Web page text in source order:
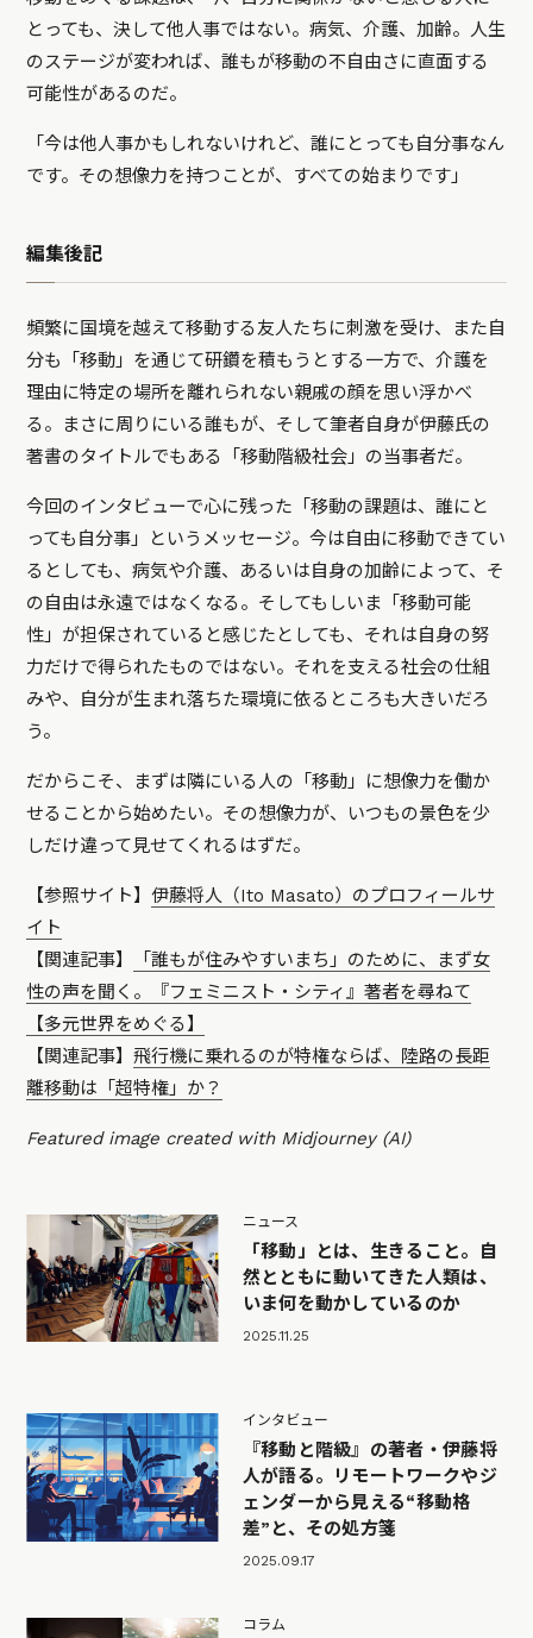
とっても、決して他人事ではない。病気、介護、加齢。人生
のステージが変われば、誰もが移動の不自由さに直面する
可能性があるのだ。
「今は他人事かもしれないけれど、誰にとっても自分事なん
です。その想像力を持つことが、すべての始まりです」
編集後記
頻繁に国境を越えて移動する友人たちに刺激を受け、また自
分も「移動」を通じて研鑽を積もうとする一方で、介護を
理由に特定の場所を離れられない親戚の顔を思い浮かべ
る。まさに周りにいる誰もが、そして筆者自身が伊藤氏の
著書のタイトルでもある「移動階級社会」の当事者だ。
今回のインタビューで心に残った「移動の課題は、誰にと
っても自分事」というメッセージ。今は自由に移動できてい
るとしても、病気や介護、あるいは自身の加齢によって、そ
の自由は永遠ではなくなる。そしてもしいま「移動可能
性」が担保されていると感じたとしても、それは自身の努
力だけで得られたものではない。それを支える社会の仕組
みや、自分が生まれ落ちた環境に依るところも大きいだろ
う。
だからこそ、まずは隣にいる人の「移動」に想像力を働か
せることから始めたい。その想像力が、いつもの景色を少
しだけ違って見せてくれるはずだ。
【参照サイト】伊藤将人（Ito Masato）のプロフィールサ
イト
【関連記事】
「誰もが住みやすいまち」のために、まず女
性の声を聞く。『フェミニスト・シティ』著者を尋ねて
【多元世界をめぐる】
【関連記事】飛行機に乗れるのが特権ならば、陸路の長距
離移動は「超特権」か？
Featured image created with Midjourney (AI)
ニュース
「移動」とは、生きること。自
然とともに動いてきた人類は、
いま何を動かしているのか
2025.11.25
インタビュー
『移動と階級』の著者・伊藤将
人が語る。リモートワークやジ
ェンダーから見える“移動格
差”と、その処方箋
2025.09.17
コラム